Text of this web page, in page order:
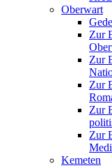
Oberwart
Zur
Zur
Zur
Zur
Zur
Kemeten